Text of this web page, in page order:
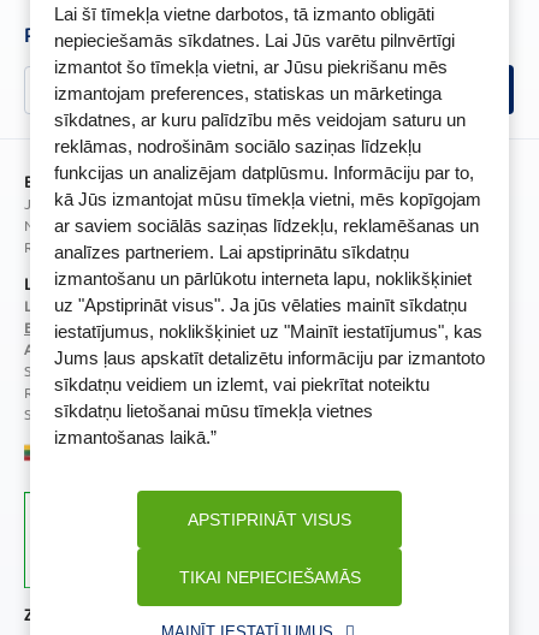
Lai šī tīmekļa vietne darbotos, tā izmanto obligāti
nepieciešamās sīkdatnes. Lai Jūs varētu pilnvērtīgi
izmantot šo tīmekļa vietni, ar Jūsu piekrišanu mēs
izmantojam preferences, statiskas un mārketinga
sīkdatnes, ar kuru palīdzību mēs veidojam saturu un
reklāmas, nodrošinām sociālo saziņas līdzekļu
funkcijas un analizējam datplūsmu. Informāciju par to,
kā Jūs izmantojat mūsu tīmekļa vietni, mēs kopīgojam
ar saviem sociālās saziņas līdzekļu, reklamēšanas un
analīzes partneriem. Lai apstiprinātu sīkdatņu
izmantošanu un pārlūkotu interneta lapu, noklikšķiniet
uz "Apstiprināt visus". Ja jūs vēlaties mainīt sīkdatņu
iestatījumus, noklikšķiniet uz "Mainīt iestatījumus", kas
Jums ļaus apskatīt detalizētu informāciju par izmantoto
sīkdatņu veidiem un izlemt, vai piekrītat noteiktu
sīkdatņu lietošanai mūsu tīmekļa vietnes
izmantošanas laikā.”
TIKAI NEPIECIEŠAMĀS
APSTIPRINĀT VISUS
Privātuma politika
Sīkfailu politika
Videonovērošanas politika
Senioru priekšrocības
Īpašās priekšrocības
BENU lietotne
BENU lojalitātes programmas noteikumi
Piesakies un esi pirmais, kas uzzina BENU jaunumus!
BENU Aptieka Latvija, SIA
Juridiskā adrese / Faktiskā adrese:
Noliktavu iela 5, Dreiliņi, Stopiņu novads, LV-2130
Reģistrācijas Nr.: 40003252167
Licence
Licences numurs:A00010
E-aptiekas kontakti
Aptiekas vadītāja:
Sertificēta farmaceite: Jeļena Gončarova
Reģistrācijas Nr.: F-0834
Sertifikāta Nr.: 092.2020
Zāļu valsts aģentūra